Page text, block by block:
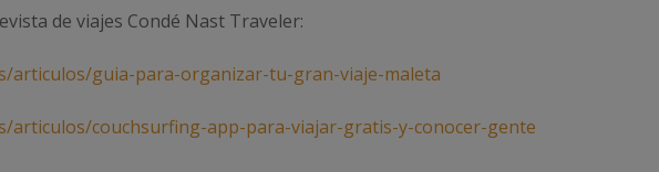
de viajes Condé Nast Traveler:
articulos/guia-para-organizar-tu-gran-viaje-maleta
articulos/couchsurfing-app-para-viajar-gratis-y-conocer-gente